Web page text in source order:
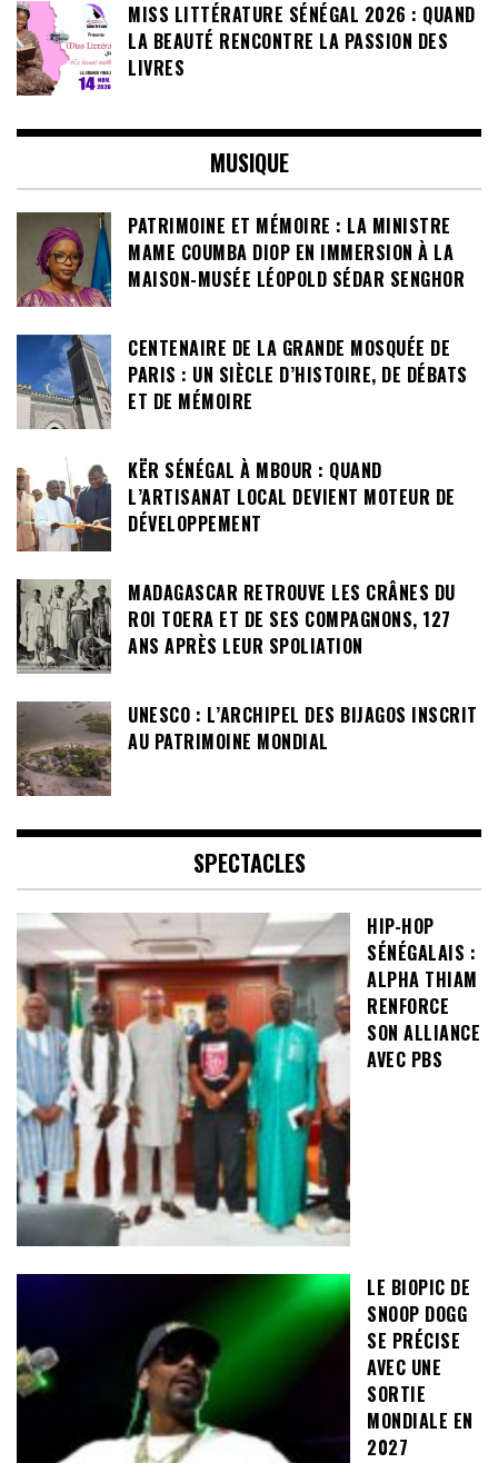
MISS LITTÉRATURE SÉNÉGAL 2026 : QUAND
LA BEAUTÉ RENCONTRE LA PASSION DES
LIVRES
MUSIQUE
PATRIMOINE ET MÉMOIRE : LA MINISTRE
MAME COUMBA DIOP EN IMMERSION À LA
MAISON-MUSÉE LÉOPOLD SÉDAR SENGHOR
CENTENAIRE DE LA GRANDE MOSQUÉE DE
PARIS : UN SIÈCLE D’HISTOIRE, DE DÉBATS
ET DE MÉMOIRE
KËR SÉNÉGAL À MBOUR : QUAND
L’ARTISANAT LOCAL DEVIENT MOTEUR DE
DÉVELOPPEMENT
MADAGASCAR RETROUVE LES CRÂNES DU
ROI TOERA ET DE SES COMPAGNONS, 127
ANS APRÈS LEUR SPOLIATION
UNESCO : L’ARCHIPEL DES BIJAGOS INSCRIT
AU PATRIMOINE MONDIAL
SPECTACLES
HIP-HOP
SÉNÉGALAIS :
ALPHA THIAM
RENFORCE
SON ALLIANCE
AVEC PBS
LE BIOPIC DE
SNOOP DOGG
SE PRÉCISE
AVEC UNE
SORTIE
MONDIALE EN
2027